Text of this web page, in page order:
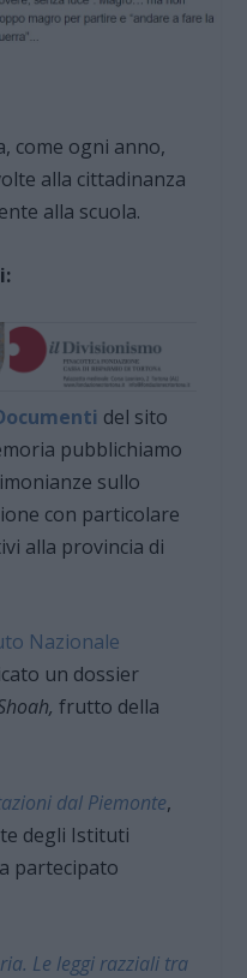
come ogni anno,
alla cittadinanza
alla scuola.
del sito
pubblichiamo
sullo
con particolare
alla provincia di
Nazionale
un dossier
frutto della
dal Piemonte,
degli Istituti
partecipato
Le leggi razziali tra